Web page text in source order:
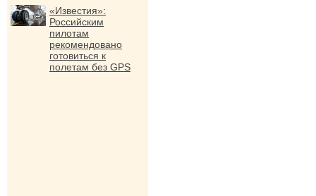
«Известия»:
Российским
пилотам
рекомендовано
готовиться к
полетам без GPS